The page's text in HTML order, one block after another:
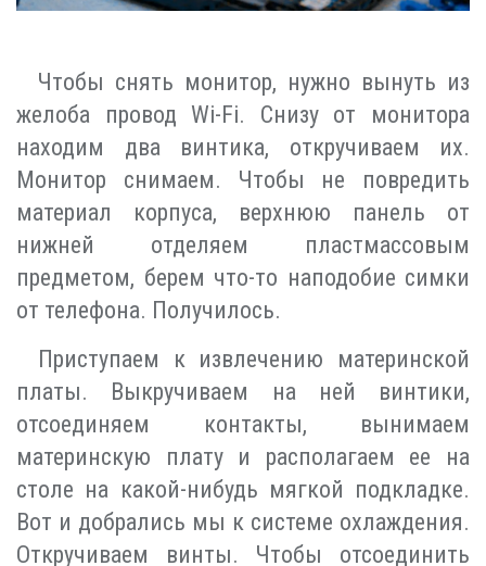
Чтобы снять монитор, нужно вынуть из
желоба провод Wi-Fi. Снизу от монитора
находим два винтика, откручиваем их.
Монитор снимаем. Чтобы не повредить
материал корпуса, верхнюю панель от
нижней отделяем пластмассовым
предметом, берем что-то наподобие симки
от телефона. Получилось.
Приступаем к извлечению материнской
платы. Выкручиваем на ней винтики,
отсоединяем контакты, вынимаем
материнскую плату и располагаем ее на
столе на какой-нибудь мягкой подкладке.
Вот и добрались мы к системе охлаждения.
Откручиваем винты. Чтобы отсоединить